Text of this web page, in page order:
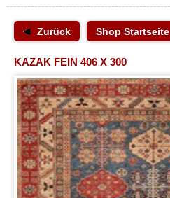
Zurück Shop Startseite
KAZAK FEIN 406 X 300